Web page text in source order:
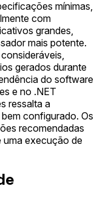
mínimas,
com
grandes,
mais potente.
gerados durante
do software
e no .NET
ressalta a
configurado. Os
recomendadas
uma execução de